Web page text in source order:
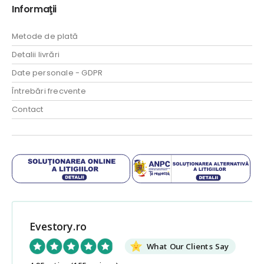
Informaţii
Metode de plată
Detalii livrări
Date personale - GDPR
Întrebări frecvente
Contact
Evestory.ro
What Our Clients Say